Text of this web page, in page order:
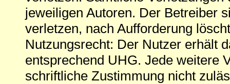
jeweiligen Autoren. Der Betreiber
verletzen, nach Aufforderung
Nutzungsrecht: Der Nutzer erhält
entsprechend UHG. Jede weitere
schriftliche Zustimmung nicht